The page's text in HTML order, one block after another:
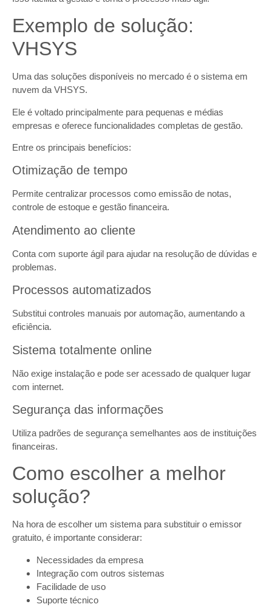
Exemplo de solução:
VHSYS
Uma das soluções disponíveis no mercado é o sistema em
nuvem da VHSYS.
Ele é voltado principalmente para pequenas e médias
empresas e oferece funcionalidades completas de gestão.
Entre os principais benefícios:
Otimização de tempo
Permite centralizar processos como emissão de notas,
controle de estoque e gestão financeira.
Atendimento ao cliente
Conta com suporte ágil para ajudar na resolução de dúvidas e
problemas.
Processos automatizados
Substitui controles manuais por automação, aumentando a
eficiência.
Sistema totalmente online
Não exige instalação e pode ser acessado de qualquer lugar
com internet.
Segurança das informações
Utiliza padrões de segurança semelhantes aos de instituições
financeiras.
Como escolher a melhor
solução?
Na hora de escolher um sistema para substituir o emissor
gratuito, é importante considerar:
Necessidades da empresa
Integração com outros sistemas
Facilidade de uso
Suporte técnico